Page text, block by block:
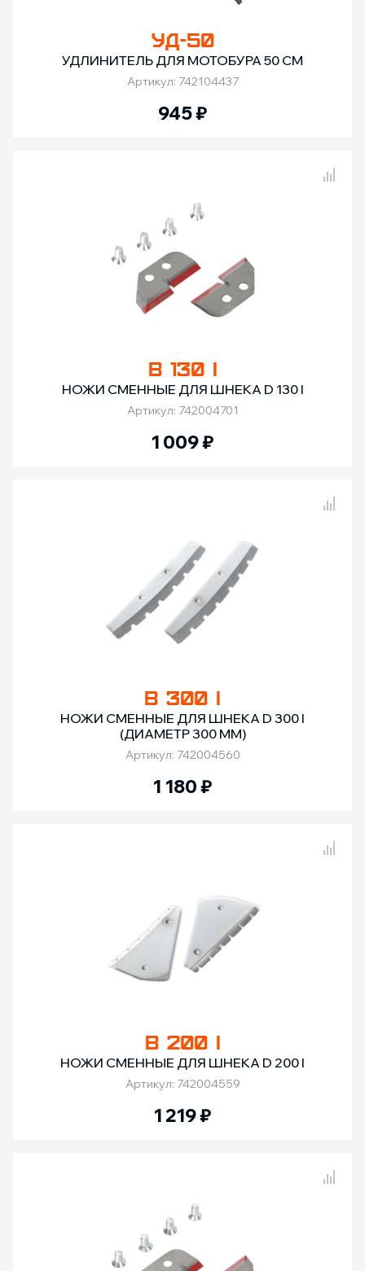
УД-50
УДЛИНИТЕЛЬ ДЛЯ МОТОБУРА 50 СМ
Артикул: 742104437
945₽
B 130 I
НОЖИ СМЕННЫЕ ДЛЯ ШНЕКА D 130 I
Артикул: 742004701
1 009₽
B 300 I
НОЖИ СМЕННЫЕ ДЛЯ ШНЕКА D 300 I
(ДИАМЕТР 300 ММ)
Артикул: 742004560
1 180₽
B 200 I
НОЖИ СМЕННЫЕ ДЛЯ ШНЕКА D 200 I
Артикул: 742004559
1 219₽